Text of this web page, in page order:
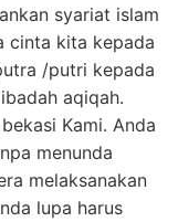
syariat islam
cinta kita kepada
/putri kepada
aqiqah.
Kami. Anda
menunda
melaksanakan
lupa harus